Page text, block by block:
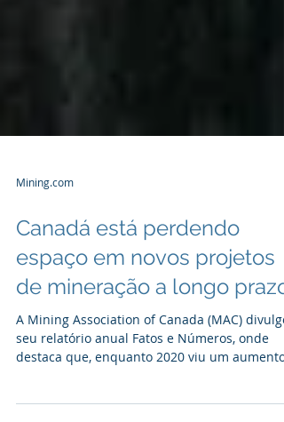
Mining.com
Canadá está perdendo
espaço em novos projetos
de mineração a longo prazo
A Mining Association of Canada (MAC)
destaca que, enquanto 2020 viu um aumento